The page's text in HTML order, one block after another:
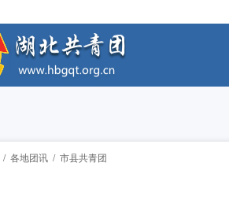
工作动态
2026年“创青春”湖北青年创新创业大赛乡
工作动态
工作动态
/ 各地团讯 / 市县共青团